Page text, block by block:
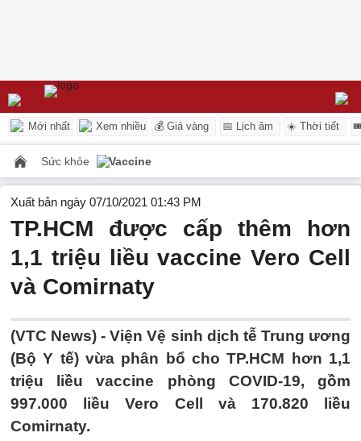
Mới nhất Xem nhiều 💰 Giá vàng 📅 Lịch âm ☀️ Thời tiết
Sức khỏe Vaccine
Xuất bản ngày 07/10/2021 01:43 PM
TP.HCM được cấp thêm hơn
1,1 triệu liều vaccine Vero Cell
và Comirnaty
(VTC News) -Viện Vệ sinh dịch tễ Trung ương
(Bộ Y tế) vừa phân bổ cho TP.HCM hơn 1,1
triệu liều vaccine phòng COVID-19, gồm
997.000 liều Vero Cell và 170.820 liều
Comirnaty.